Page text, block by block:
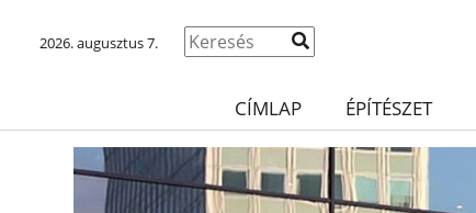
2026. augusztus 7.
CÍMLAP ÉPÍTÉSZET